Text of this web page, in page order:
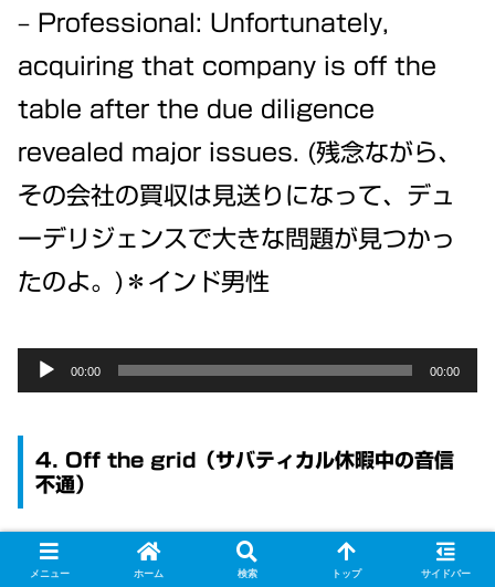
– Professional: Unfortunately,
acquiring that company is off the
table after the due diligence
revealed major issues. (残念ながら、
その会社の買収は見送りになって、デュ
ーデリジェンスで大きな問題が見つかっ
たのよ。)＊インド男性
Audio
00:00 00:00
4. Off the grid（サバティカル休暇中の音信
不通）
– Professional: While on sabbatical,
メニュー ホーム 検索 トップ サイドバー